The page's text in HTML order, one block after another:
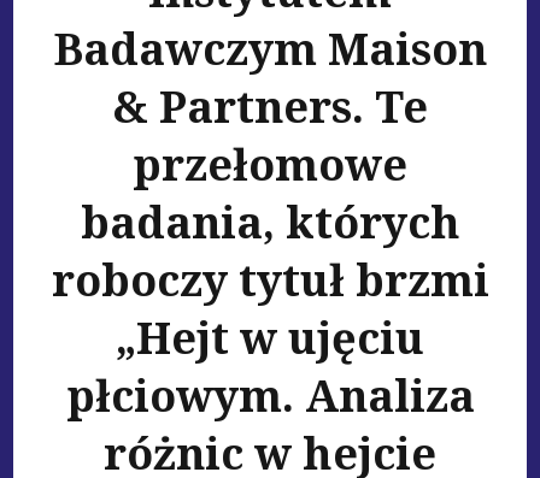
Badawczym Maison
& Partners. Te
przełomowe
badania, których
roboczy tytuł brzmi
„Hejt w ujęciu
płciowym. Analiza
różnic w hejcie